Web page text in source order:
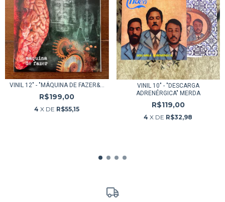
VINIL 12" - "MÁQUINA DE FAZER&...
R$199,00
4 X DE R$55,15
VINIL 10" - "DESCARGA
ADRENÉRGICA" MERDA
R$119,00
4 X DE R$32,98